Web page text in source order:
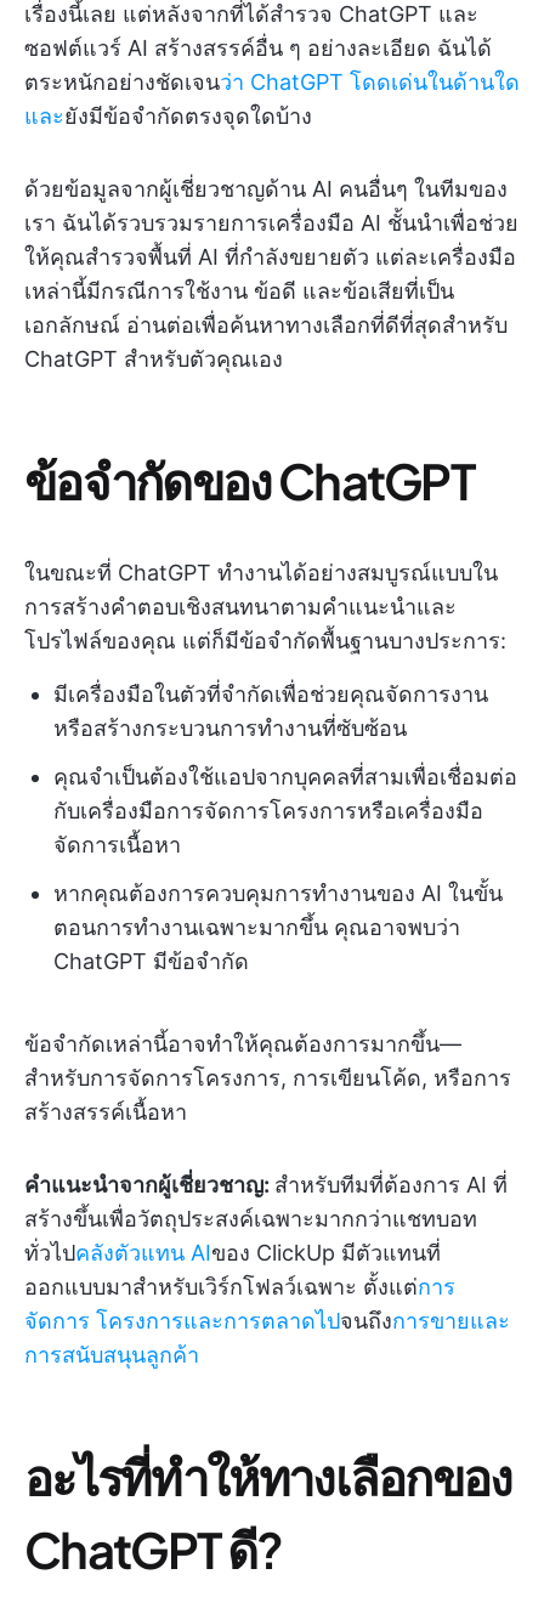
เรื่องนี้เลย แต่หลังจากที่ได้สำรวจ ChatGPT และ
ซอฟต์แวร์ AI สร้างสรรค์อื่น ๆ อย่างละเอียด ฉันได้
ตระหนักอย่างชัดเจนว่า ChatGPT โดดเด่นในด้านใด
และยังมีข้อจำกัดตรงจุดใดบ้าง
ด้วยข้อมูลจากผู้เชี่ยวชาญด้าน AI คนอื่นๆ ในทีมของ
เรา ฉันได้รวบรวมรายการเครื่องมือ AI ชั้นนำเพื่อช่วย
ให้คุณสำรวจพื้นที่ AI ที่กำลังขยายตัว แต่ละเครื่องมือ
เหล่านี้มีกรณีการใช้งาน ข้อดี และข้อเสียที่เป็น
เอกลักษณ์ อ่านต่อเพื่อค้นหาทางเลือกที่ดีที่สุดสำหรับ
ChatGPT สำหรับตัวคุณเอง
ข้อจำกัดของ ChatGPT
ในขณะที่ ChatGPT ทำงานได้อย่างสมบูรณ์แบบใน
การสร้างคำตอบเชิงสนทนาตามคำแนะนำและ
โปรไฟล์ของคุณ แต่ก็มีข้อจำกัดพื้นฐานบางประการ:
มีเครื่องมือในตัวที่จำกัดเพื่อช่วยคุณจัดการงาน
หรือสร้างกระบวนการทำงานที่ซับซ้อน
คุณจำเป็นต้องใช้แอปจากบุคคลที่สามเพื่อเชื่อมต่อ
กับเครื่องมือการจัดการโครงการหรือเครื่องมือ
จัดการเนื้อหา
หากคุณต้องการควบคุมการทำงานของ AI ในขั้น
ตอนการทำงานเฉพาะมากขึ้น คุณอาจพบว่า
ChatGPT มีข้อจำกัด
ข้อจำกัดเหล่านี้อาจทำให้คุณต้องการมากขึ้น—
สำหรับการจัดการโครงการ, การเขียนโค้ด, หรือการ
สร้างสรรค์เนื้อหา
คำแนะนำจากผู้เชี่ยวชาญ: สำหรับทีมที่ต้องการ AI ที่
สร้างขึ้นเพื่อวัตถุประสงค์เฉพาะมากกว่าแชทบอท
ทั่วไปคลังตัวแทน AIของ ClickUp มีตัวแทนที่
ออกแบบมาสำหรับเวิร์กโฟลว์เฉพาะ ตั้งแต่การ
จัดการ โครงการและการตลาดไปจนถึงการขายและ
การสนับสนุนลูกค้า
อะไรที่ทำให้ทางเลือกของ
ChatGPT ดี?